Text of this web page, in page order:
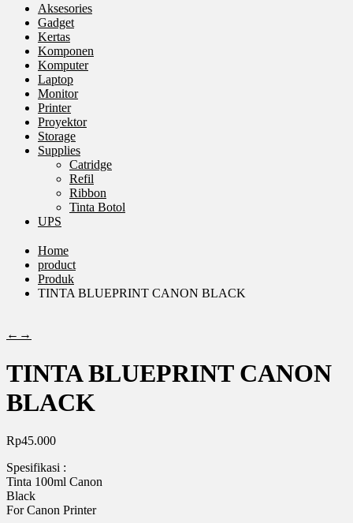
Aksesories
Gadget
Kertas
Komponen
Komputer
Laptop
Monitor
Printer
Proyektor
Storage
Supplies
Catridge
Refil
Ribbon
Tinta Botol
UPS
Home
product
Produk
TINTA BLUEPRINT CANON BLACK
← →
TINTA BLUEPRINT CANON
BLACK
Rp45.000
Spesifikasi :
Tinta 100ml Canon
Black
For Canon Printer